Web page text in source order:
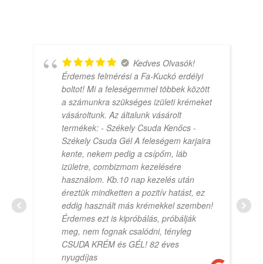
Kedves Olvasók!
Érdemes felmérési a Fa-Kuckó erdélyi
boltot! Mi a feleségemmel többek között
a számunkra szükséges izületi krémeket
vásároltunk. Az általunk vásárolt
termékek: - Székely Csuda Kenőcs -
Székely Csuda Gél A feleségem karjaira
kente, nekem pedig a csípőm, láb
izületre, combizmom kezelésére
használom. Kb.10 nap kezelés után
éreztük mindketten a pozitív hatást, ez
eddig használt más krémekkel szemben!
Érdemes ezt is kipróbálás, próbálják
meg, nem fognak csalódni, tényleg
CSUDA KRÉM és GÉL! 82 éves
nyugdíjas